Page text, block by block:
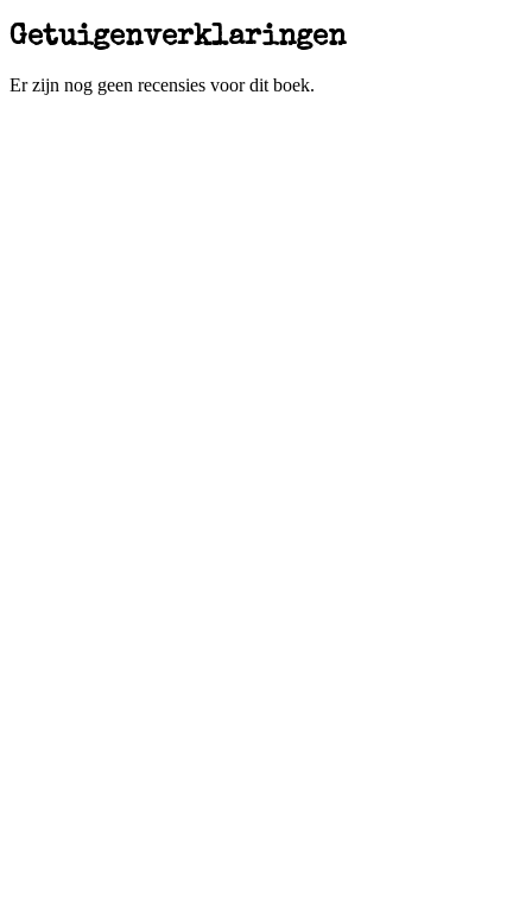
Getuigenverklaringen
Er zijn nog geen recensies voor dit boek.